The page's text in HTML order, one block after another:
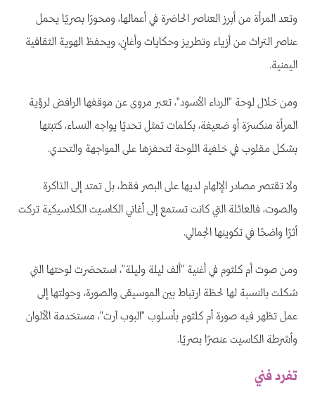
وتعد المرأة من أبرز العناصر الحاضرة في أعمالها، ومحورًا بصريًا يحمل
عناصر التراث من أزياء وتطريز وحكايات وأغانٍ، ويحفظ الهوية الثقافية
اليمنية.
ومن خلال لوحة "الرداء الأسود"، تعبر مروى عن موقفها الرافض لرؤية
المرأة منكسرَة أو ضعيفة، بكلمات تمثل تحديًا يواجه النساء، كتبتها
بشكل مقلوب في خلفية اللوحة لتحفزها على المواجهة والتحدي.
ولا تقتصر مصادر الإلهام لديها على البصر فقط، بل تمتد إلى الذاكرة
والصوت، فالعائلة التي كانت تستمع إلى أغاني الكاسيت الكلاسيكية تركت
أثرًا واضحًا في تكوينها الجمالي.
ومن صوت أم كلثوم في أغنية "ألف ليلة وليلة"، استحضرت لوحتها التي
شكلت بالنسبة لها لحظة ارتباط بين الموسيقى والصورة، وحولتها إلى
عمل تظهر فيه صورة أم كلثوم بأسلوب "البوب آرت"، مستخدمة الألوان
وأشرطة الكاسيت عنصرًا بصريًا.
تفرد فني